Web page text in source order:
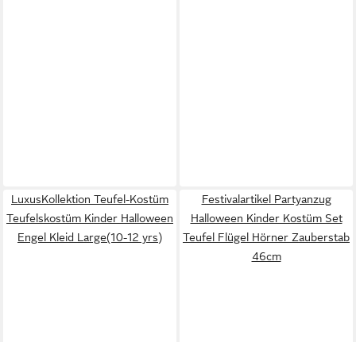
LuxusKollektion Teufel-Kostüm
Teufelskostüm Kinder Halloween
Engel Kleid Large(10-12 yrs)
Festivalartikel Partyanzug
Halloween Kinder Kostüm Set
Teufel Flügel Hörner Zauberstab
46cm